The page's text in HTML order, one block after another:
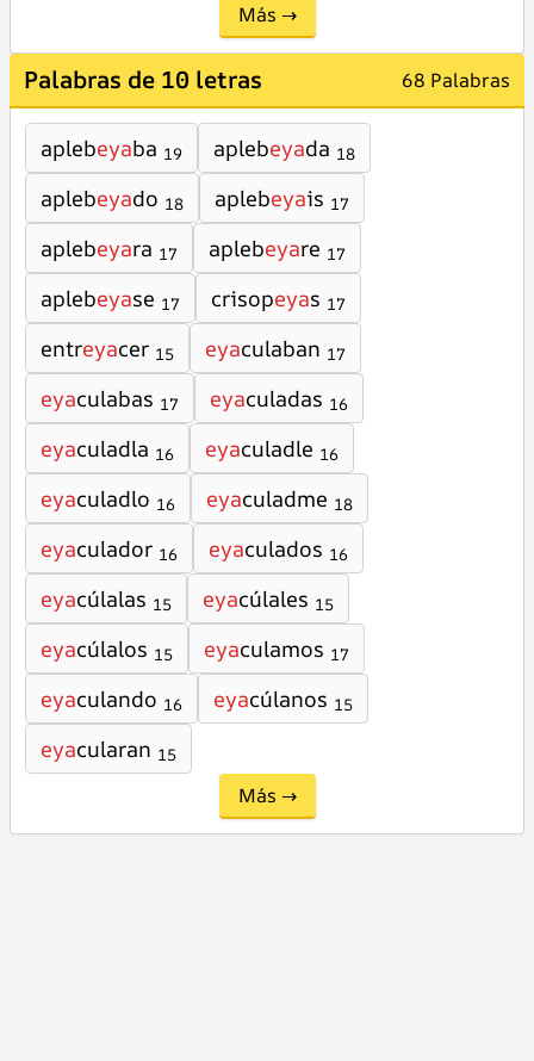
Más →
Palabras de 10 letras 68 Palabras
aplebeyaba 19 aplebeyada 18
aplebeyado 18 aplebeyais 17
aplebeyara 17 aplebeyare 17
aplebeyase 17 crisopeyas 17
entreyacer 15 eyaculaban 17
eyaculabas 17 eyaculadas 16
eyaculadla 16 eyaculadle 16
eyaculadlo 16 eyaculadme 18
eyaculador 16 eyaculados 16
eyacúlalas 15 eyacúlales 15
eyacúlalos 15 eyaculamos 17
eyaculando 16 eyacúlanos 15
eyacularan 15
Más →